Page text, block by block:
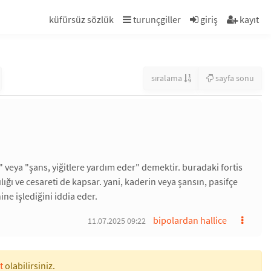
küfürsüz sözlük turunçgiller giriş kayıt
sıralama sayfa sonu
"şans, yiğitlere yardım eder" demektir. buradaki fortis
ve cesareti de kapsar. yani, kaderin veya şansın, pasifçe
işlediğini iddia eder.
bipolardan hallice
11.07.2025 09:22
olabilirsiniz.